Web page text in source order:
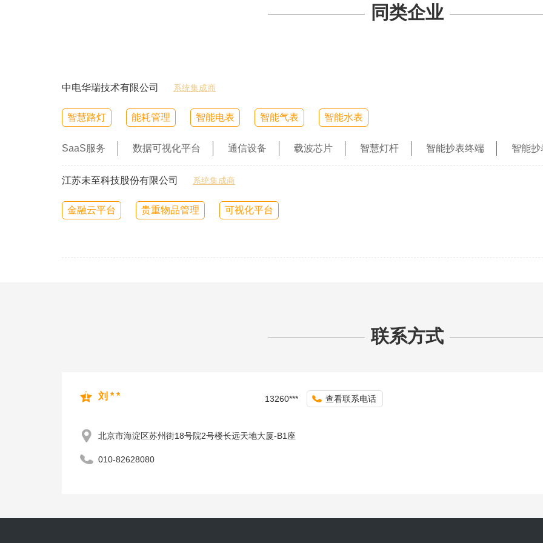
同类企业
中电华瑞技术有限公司 系统集成商
智慧路灯 能耗管理 智能电表 智能气表 智能水表
SaaS服务 数据可视化平台 通信设备 载波芯片 智慧灯杆 智能抄表终端 智能抄
江苏未至科技股份有限公司 系统集成商
金融云平台 贵重物品管理 可视化平台
联系方式
1 刘 * * 13260*** 查看联系电话
北京市海淀区苏州街18号院2号楼长远天地大厦-B1座
010-82628080